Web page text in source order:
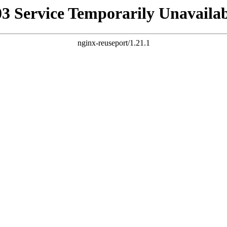
Service Temporarily
nginx-reuseport/1.21.1